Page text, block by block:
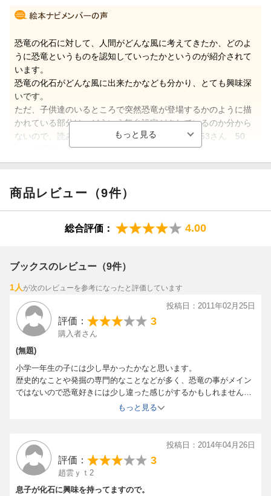
恐竜の化石に対して、人間がどんな風に考えてきたか、どのよ
うに恐竜というものを認知していったかというのが紹介されて
います。
恐竜の化石がどんな風に出来たかなども分かり、とても興味深
いです。
ただ、子供達のいるところで突然恐竜が登場するかのように描
かれている部分は、どういう舞台設定がされているのか分から
ないので、読みにくいと思いました。（hime59153さん 50
代・三重県 男の子11歳）
商品レビュー（9件）
総合評価： 4.00
ブックスのレビュー（9件）
1人が次のレビューを参考になったと評価しています
投稿日：2011年02月25日
評価： 3
購入者さん
(無題)
小学一年生の子には少し早かったかなと思います。
歴史的なことや発掘の専門的なことなどが多く、恐竜の事がメイン
ではないので恐竜好きには少し違った感じがするかもしれません。
低学年には少し飽きてしまう様な気がしました。
もっと見る
投稿日：2014年04月26日
評価： 3
趙雲ｙｔ2
息子が化石に興味を持ってますので。